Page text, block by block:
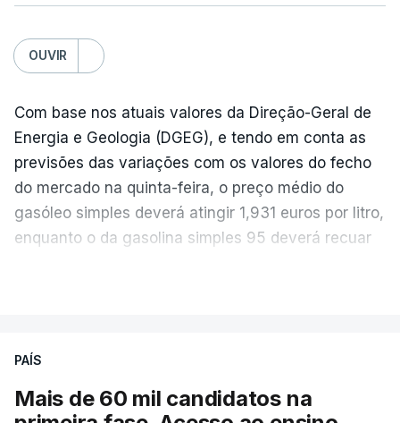
OUVIR
Com base nos atuais valores da Direção-Geral de
Energia e Geologia (DGEG), e tendo em conta as
previsões das variações com os valores do fecho
do mercado na quinta-feira, o preço médio do
gasóleo simples deverá atingir 1,931 euros por litro,
enquanto o da gasolina simples 95 deverá recuar
evolução das cotações internacionais do petróleo,
posto de abastecimento, a marca e a localização.
PAÍS
Mais de 60 mil candidatos na